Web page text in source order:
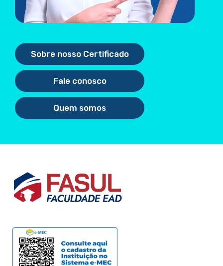
Sobre nosso Certificado
Fale conosco
Quem somos